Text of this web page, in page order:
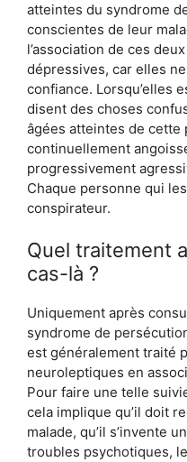
atteintes du syndrome
conscientes de leur
l’association de ces
dépressives, car elles
confiance. Lorsqu’elles
disent des choses
âgées atteintes de cette
continuellement
progressivement
Chaque personne qui
conspirateur.
Quel traitement
cas-là ?
Uniquement après
syndrome de
est généralement traité
neuroleptiques en
Pour faire une telle
cela implique qu’il doit
malade, qu’il s’invente
troubles psychotiques,